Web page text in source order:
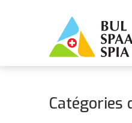
Catégories